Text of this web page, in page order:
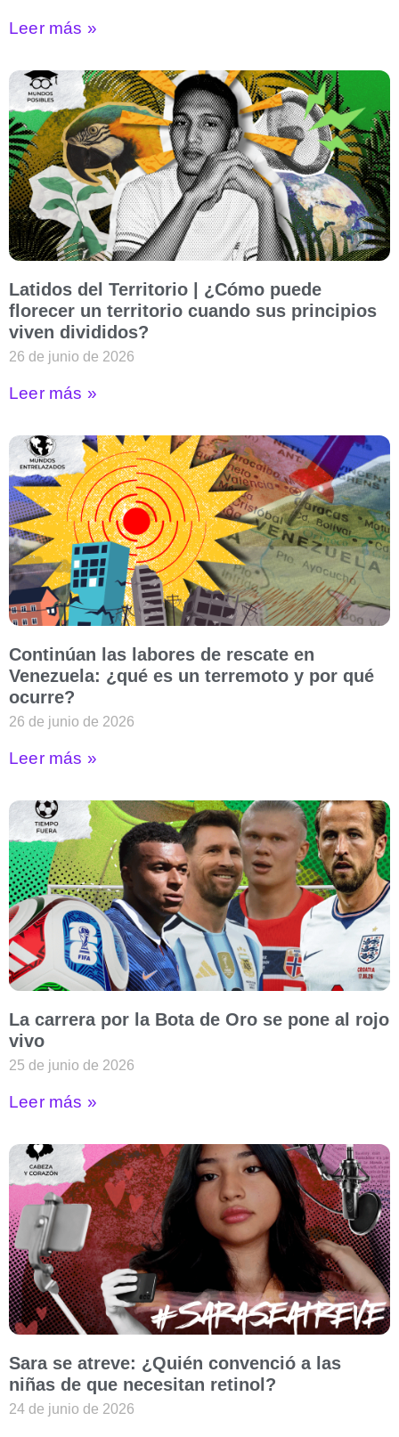
Leer más »
Latidos del Territorio | ¿Cómo puede
florecer un territorio cuando sus principios
viven divididos?
26 de junio de 2026
Leer más »
Continúan las labores de rescate en
Venezuela: ¿qué es un terremoto y por qué
ocurre?
26 de junio de 2026
Leer más »
La carrera por la Bota de Oro se pone al rojo
vivo
25 de junio de 2026
Leer más »
Sara se atreve: ¿Quién convenció a las
niñas de que necesitan retinol?
24 de junio de 2026